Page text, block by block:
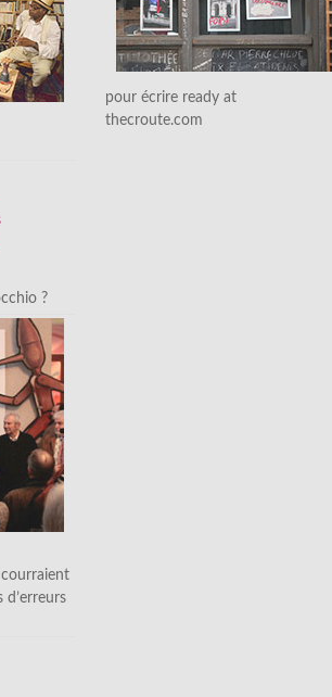
?
courraient
d’erreurs
pour écrire ready at
thecroute.com